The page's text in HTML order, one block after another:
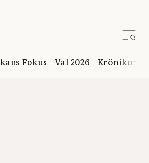
Fokus Val 2026 Krönikor